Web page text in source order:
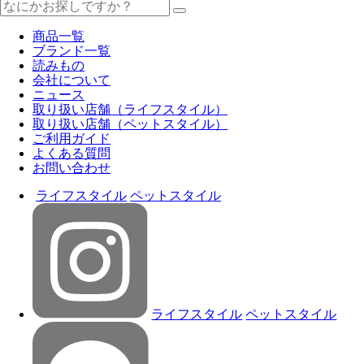
商品一覧
ブランド一覧
読みもの
会社について
ニュース
取り扱い店舗（ライフスタイル）
取り扱い店舗（ペットスタイル）
ご利用ガイド
よくある質問
お問い合わせ
ライフスタイル ペットスタイル
ライフスタイル ペットスタイル